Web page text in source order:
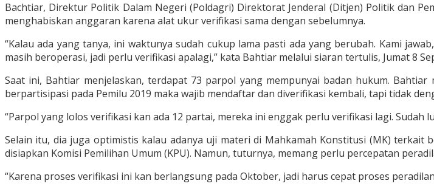
Bachtiar, Direktur Politik Dalam Negeri (Poldagri) Direktorat Jenderal (Ditjen) Politik dan
menghabiskan anggaran karena alat ukur verifikasi sama dengan sebelumnya.
“Kalau ada yang tanya, ini waktunya sudah cukup lama pasti ada yang berubah. Kami
masih beroperasi, jadi perlu verifikasi apalagi,” kata Bahtiar melalui siaran tertulis, Jumat 8
Saat ini, Bahtiar menjelaskan, terdapat 73 parpol yang mempunyai badan hukum.
berpartisipasi pada Pemilu 2019 maka wajib mendaftar dan diverifikasi kembali, tapi tidak
“Parpol yang lolos verifikasi kan ada 12 partai, mereka ini enggak perlu verifikasi lagi. Sudah
Selain itu, dia juga optimistis kalau adanya uji materi di Mahkamah Konstitusi (MK)
disiapkan Komisi Pemilihan Umum (KPU). Namun, tuturnya, memang perlu percepatan
“Karena proses verifikasi ini kan berlangsung pada Oktober, jadi harus cepat proses